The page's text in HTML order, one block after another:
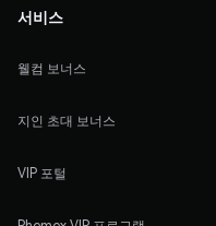
서비스
웰컴 보너스
지인 초대 보너스
VIP 포털